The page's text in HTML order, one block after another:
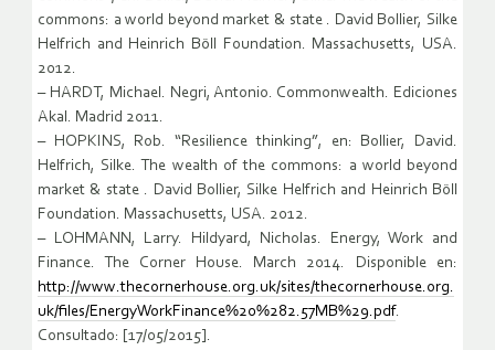
commons: a world beyond market & state . David Bollier, Silke
Helfrich and Heinrich Böll Foundation. Massachusetts, USA.
2012.
– HARDT, Michael. Negri, Antonio. Commonwealth. Ediciones
Akal. Madrid 2011.
– HOPKINS, Rob. “Resilience thinking”, en: Bollier, David.
Helfrich, Silke. The wealth of the commons: a world beyond
market & state . David Bollier, Silke Helfrich and Heinrich Böll
Foundation. Massachusetts, USA. 2012.
– LOHMANN, Larry. Hildyard, Nicholas. Energy, Work and
Finance. The Corner House. March 2014. Disponible en:
http://www.thecornerhouse.org.uk/sites/thecornerhouse.org.
uk/files/EnergyWorkFinance%20%282.57MB%29.pdf.
Consultado: [17/05/2015].